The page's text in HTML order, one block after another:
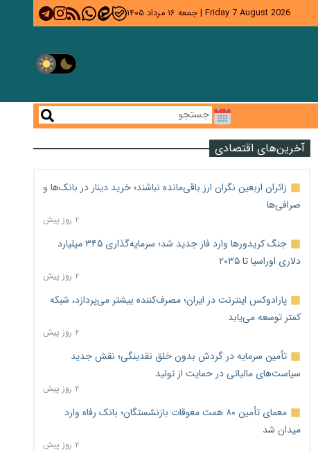
Friday 7 August 2026
| جمعه ۱۶ مرداد ۱۴۰۵
آخرین‌های اقتصادی
زائران اربعین نگران ارز باقی‌مانده نباشند؛ خرید دینار در بانک‌ها و
صرافی‌ها
۲ روز پیش
جنگ کریدورها وارد فاز جدید شد؛ سرمایه‌گذاری ۳۴۵ میلیارد
دلاری اوراسیا تا ۲۰۳۵
۲ روز پیش
پارادوکس اینترنت در ایران؛ مصرف‌کننده بیشتر می‌پردازد، شبکه
کمتر توسعه می‌یابد
۲ روز پیش
تأمین سرمایه در گردش بدون خلق نقدینگی؛ نقش جدید
سیاست‌های مالیاتی در حمایت از تولید
۲ روز پیش
معمای تأمین ۸۰ همت معوقات بازنشستگان؛ بانک رفاه وارد
میدان شد
۲ روز پیش